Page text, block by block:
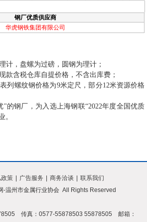
钢厂优质供应商
华虎钢铁集团有限公司
计，盘螺为过磅，圆钢为理计；
款含税仓库自提价格，不含出库费；
列螺纹钢价格为9米定尺，部分12米资源价格
的钢厂，为入选上海钢联“2022年度全国优质
。
政策 广告服务 商务洽谈
联系我们
-温州市金属行业协会 All Rights Reserved
传真：0577-55878503 55878505 邮箱：